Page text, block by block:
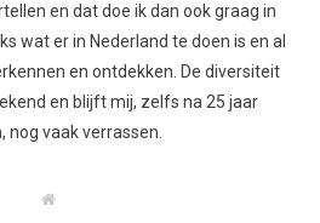
en dat doe ik dan ook graag in
wat er in Nederland te doen is en al
en ontdekken. De diversiteit
en blijft mij, zelfs na 25 jaar
nog vaak verrassen.
W